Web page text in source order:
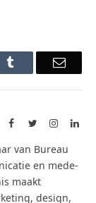
Email
Facebook
TwitterInstagram
van Bureau
en mede-
maakt
design,